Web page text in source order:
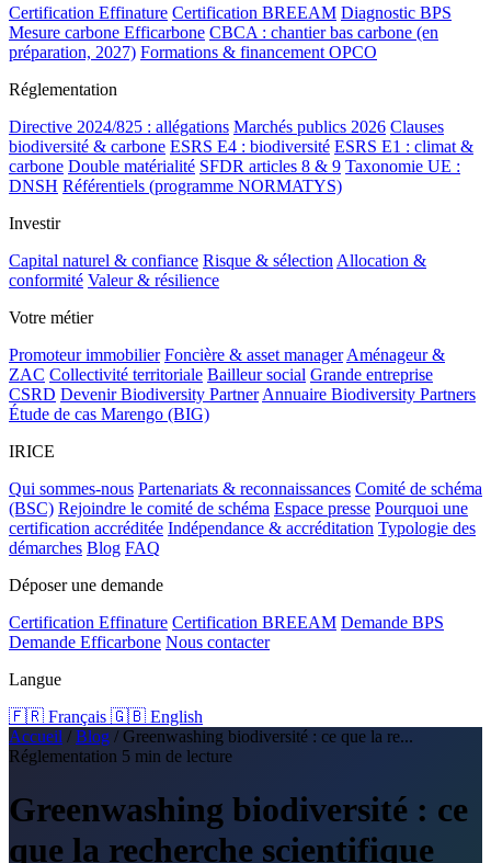
Certification Effinature Certification BREEAM Diagnostic BPS
Mesure carbone Efficarbone CBCA : chantier bas carbone (en
préparation, 2027) Formations & financement OPCO
Réglementation
Directive 2024/825 : allégations Marchés publics 2026 Clauses
biodiversité & carbone ESRS E4 : biodiversité ESRS E1 : climat &
carbone Double matérialité SFDR articles 8 & 9 Taxonomie UE :
DNSH Référentiels (programme NORMATYS)
Investir
Capital naturel & confiance Risque & sélection Allocation &
conformité Valeur & résilience
Votre métier
Promoteur immobilier Foncière & asset manager Aménageur &
ZAC Collectivité territoriale Bailleur social Grande entreprise
CSRD Devenir Biodiversity Partner Annuaire Biodiversity Partners
Étude de cas Marengo (BIG)
IRICE
Qui sommes-nous Partenariats & reconnaissances Comité de schéma
(BSC) Rejoindre le comité de schéma Espace presse Pourquoi une
certification accréditée Indépendance & accréditation Typologie des
démarches Blog FAQ
Déposer une demande
Certification Effinature Certification BREEAM Demande BPS
Demande Efficarbone Nous contacter
Langue
🇫🇷 Français 🇬🇧 English
Accueil / Blog / Greenwashing biodiversité : ce que la re...
Réglementation 5 min de lecture
Greenwashing biodiversité : ce
que la recherche scientifique